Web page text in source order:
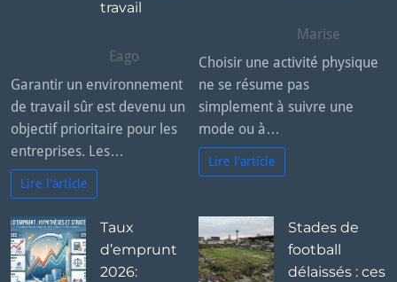
travail
Eago
Garantir un environnement
de travail sûr est devenu un
objectif prioritaire pour les
entreprises. Les…
Lire l'article
Marise
Choisir une activité physique
ne se résume pas
simplement à suivre une
mode ou à…
Lire l'article
Taux
d’emprunt
2026:
Stades de
football
délaissés : ces